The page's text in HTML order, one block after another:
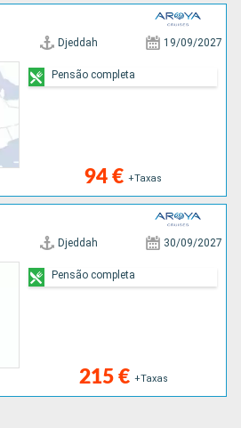
Djeddah 19/09/2027
94 € +Taxas
Pensão completa
Djeddah 30/09/2027
215 € +Taxas
Pensão completa